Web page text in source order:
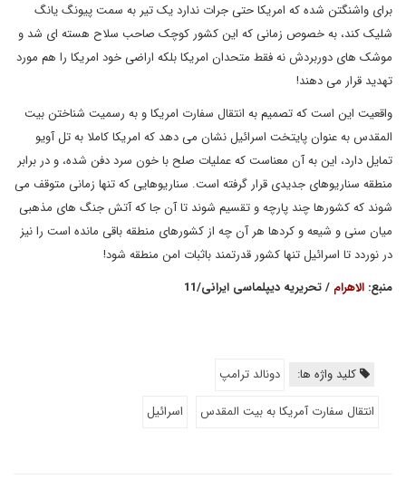
برای واشنگتن شده که امریکا حتی جرات ندارد یک تیر به سمت پیونگ یانگ
شلیک کند، به خصوص زمانی که این کشور کوچک صاحب سلاح هسته ای شد و
موشک های دوربردش نه فقط متحدان امریکا بلکه اراضی خود امریکا را هم مورد
تهدید قرار می دهند!
واقعیت این است که تصمیم به انتقال سفارت امریکا و به رسمیت شناختن بیت
المقدس به عنوان پایتخت اسرائیل نشان می دهد که امریکا کاملا به تل آویو
تمایل دارد، این به آن معناست که عملیات صلح با خون سرد دفن شده، و در برابر
منطقه سناریوهای جدیدی قرار گرفته است. سناریوهایی که تنها زمانی متوقف می
شوند که کشورها چند پارچه و تقسیم شوند تا آن جا که آتش جنگ های مذهبی
میان سنی و شیعه و کردها هر آن چه از کشورهای منطقه باقی مانده است را نیز
در نوردد تا اسرائیل تنها کشور قدرتمند باثبات امن منطقه شود!
منبع: الاهرام / تحریریه دیپلماسی ایرانی/11
کلید واژه ها:
دونالد ترامپ
انتقال سفارت آمریکا به بیت المقدس
اسرائیل